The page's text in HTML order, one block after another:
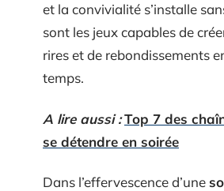
et la convivialité s’installe
sont les jeux capables de
rires et de rebondissements
temps.
A lire aussi :Top 7 des
se détendre en soirée
Dans l’effervescence d’une